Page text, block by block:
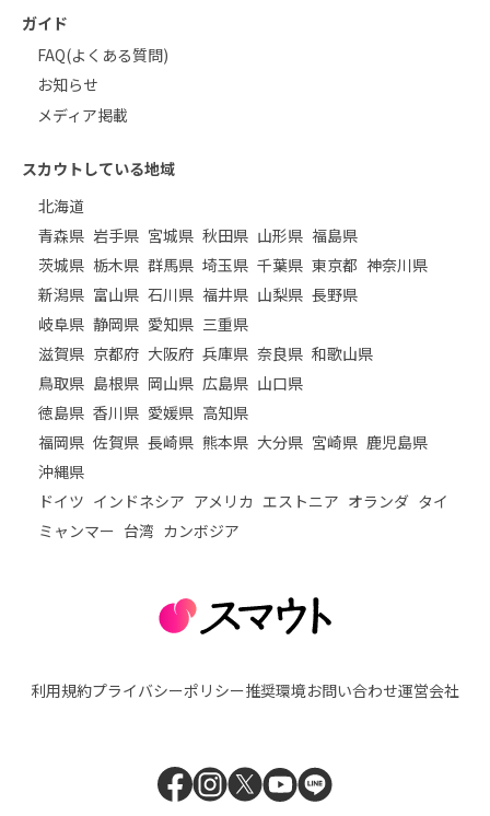
ガイド
FAQ(よくある質問)
お知らせ
メディア掲載
スカウトしている地域
北海道
青森県 岩手県 宮城県 秋田県 山形県 福島県
茨城県 栃木県 群馬県 埼玉県 千葉県 東京都 神奈川県
新潟県 富山県 石川県 福井県 山梨県 長野県
岐阜県 静岡県 愛知県 三重県
滋賀県 京都府 大阪府 兵庫県 奈良県 和歌山県
鳥取県 島根県 岡山県 広島県 山口県
徳島県 香川県 愛媛県 高知県
福岡県 佐賀県 長崎県 熊本県 大分県 宮崎県 鹿児島県
沖縄県
ドイツ インドネシア アメリカ エストニア オランダ タイ
ミャンマー 台湾 カンボジア
利用規約プライバシーポリシー推奨環境お問い合わせ運営会社